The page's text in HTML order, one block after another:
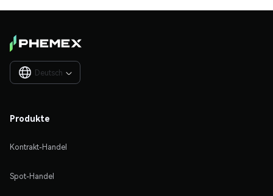
Deutsch 
Produkte
Kontrakt-Handel
Spot-Handel